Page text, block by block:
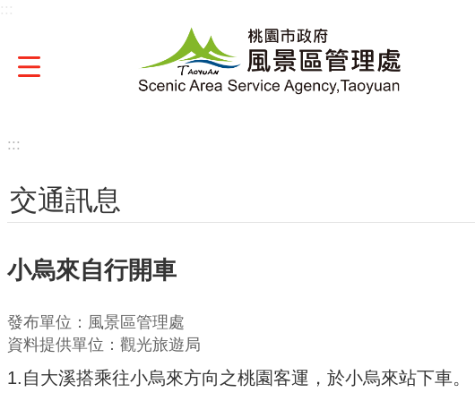
:::
交通訊息
小烏來自行開車
發布單位：風景區管理處
資料提供單位：觀光旅遊局
1.自大溪搭乘往小烏來方向之桃園客運，於小烏來站下車。